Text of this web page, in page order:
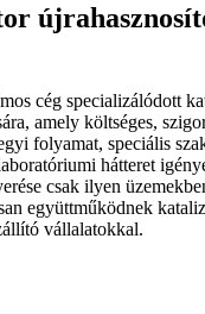
cég specializálódott
amely költséges,
folyamat, speciális
hátteret
csak ilyen
együttműködnek
vállalatokkal.